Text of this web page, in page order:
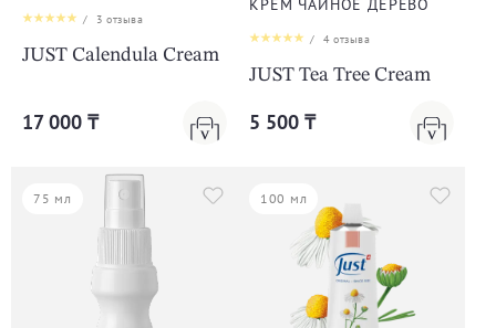
/ 3 отзыва
JUST Calendula Cream
17 000 ₸
КРЕМ ЧАЙНОЕ ДЕРЕВО
/ 4отзыва
JUST Tea Tree Cream
5 500 ₸
75 мл 100 мл